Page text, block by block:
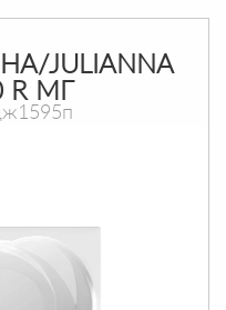
JULIANNA
R МГ